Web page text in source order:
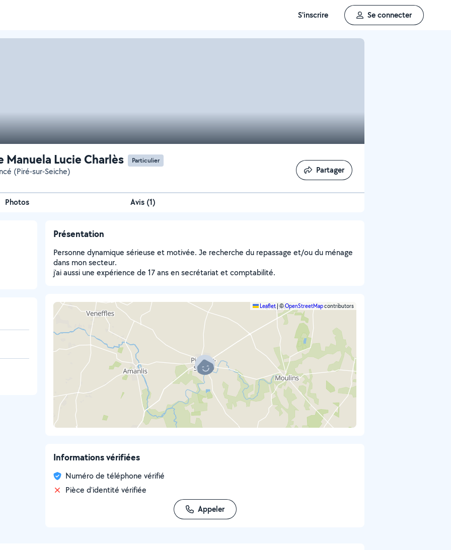
S'inscrire Se connecter
Manuela Lucie Charlès Particulier
(Piré-sur-Seiche) Partager
Partager
Photos Avis (1)
Présentation
Personne dynamique sérieuse et motivée. Je recherche du repassage et/ou du ménage
dans mon secteur.
j'ai aussi une expérience de 17 ans en secrétariat et comptabilité.
Leaflet|©OpenStreetMapcontributors
Informations vérifiées
Numéro de téléphone vérifié
Pièce d'identité vérifiée
Appeler